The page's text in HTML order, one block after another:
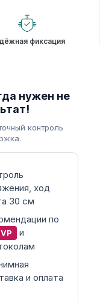
фиксация
нужен не
контроль
ход
30 см
по
и
и оплата